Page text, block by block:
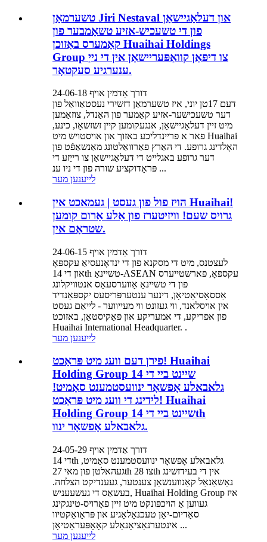
טשערמאַן Jiri Nestaval און דעלאַגיישאַן
פון די טשעכיש-אזיע טשאַמבער פון
קאַמערס באַזוכן Huaihai Holdings
Group צו דיפּאַן קוואַפּעריישאַן אין די נייַ
ענערגיע סעקטאָר.
דורך אַדמין אויף 24-06-18
דעם 17טן יוני, איז טשערמאַן דזשירי נעסטאַוואַל פון
דער טשעכישער-אזיע קאַמער פון האַנדל, צוזאַמען
מיט זיין דעלאַגיישאַן, אנגעקומען קיין זשזשאָו, כינע,
פאר א פריינדליכע באזוך און אויסטויש מיט Huaihai
האָלדינג גרופע. די האַרץ פאַרוואַלטונג מאַנשאַפֿט פון
דער גרופע באגלייט די דעלאַגיישאַן צו רייַזע די
פּראָדוקציע שורה פון די ניו ענ ...
לייענען מער
הויז פול פון געסט | געמאכט אין Huaihai!
גרויס שעם! וויזיטערז פון אַלע אַרום קומען
שטראָם אין.
דורך אַדמין אויף 24-06-15
לעצטנס, מיט די מסקנא פון די ינדאָנעסיאַ עקספּאָ
און די 14th טשיינאַ-ASEAN עקספּאָ, פארשטייערס
פון די טשיינאַ אָווערסעאַס אנטוויקלונג
אַססאָסיאַטיאָן, דינער ענטערפּריסעס יקספּאַנדיד
אין אויסלאנד, ווי געזונט ווי מעייווער - לייאַם געסט
פון אפריקע, די אמעריקע און פּאַקיסטאַן, באזוכט
Huaihai International Headquarter. .
לייענען מער
פירן דעם וועג מיט פּראַכט! Huaihai
Holding Group שיינט ביי די 14
גלאבאלע אָפשאָר ינוועסטמענט סאַמיט!
לידינג די וועג מיט פּראַכט! Huaihai
Holding Group שיינט ביי די 14th
גלאבאלע אָפשאָר ינוו.
דורך אַדמין אויף 24-05-29
די 14th גלאבאלע אָפשאָר ינוועסטמענט סאַמיט,
געהאלטן פון מאי 27th צו 28th אין די בעידזשינג
נאַשאַנאַל קאַנווענשאַן צענטער, געענדיקט הצלחה.
בעשאַס די געשעעניש, Huaihai Holding Group איז
געווען אַ הויכפּונקט מיט זיין פאָרויס-טינגקינג
סאָדיום-יאָן טעכנאָלאָגיע און פּראָואַקטיוו
אינטערנאַציאָנאַלע קאָאָפּעראַטיאָן ...
לייענען מער